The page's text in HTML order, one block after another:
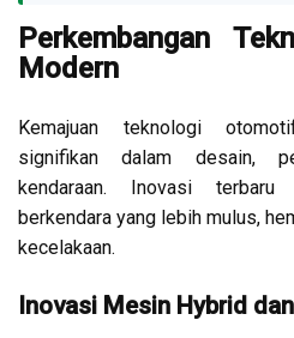
Perkembangan
Modern
Kemajuan teknologi
signifikan dalam desain,
kendaraan. Inovasi terbaru
berkendara yang lebih mulus,
kecelakaan.
Inovasi Mesin Hybrid